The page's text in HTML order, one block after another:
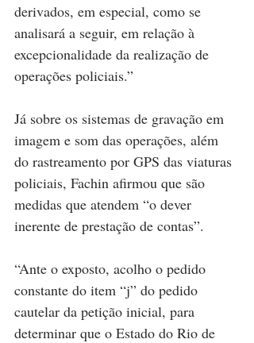
derivados, em especial, como se
analisará a seguir, em relação à
excepcionalidade da realização de
operações policiais.”
Já sobre os sistemas de gravação em
imagem e som das operações, além
do rastreamento por GPS das viaturas
policiais, Fachin afirmou que são
medidas que atendem “o dever
inerente de prestação de contas”.
“Ante o exposto, acolho o pedido
constante do item “j” do pedido
cautelar da petição inicial, para
determinar que o Estado do Rio de